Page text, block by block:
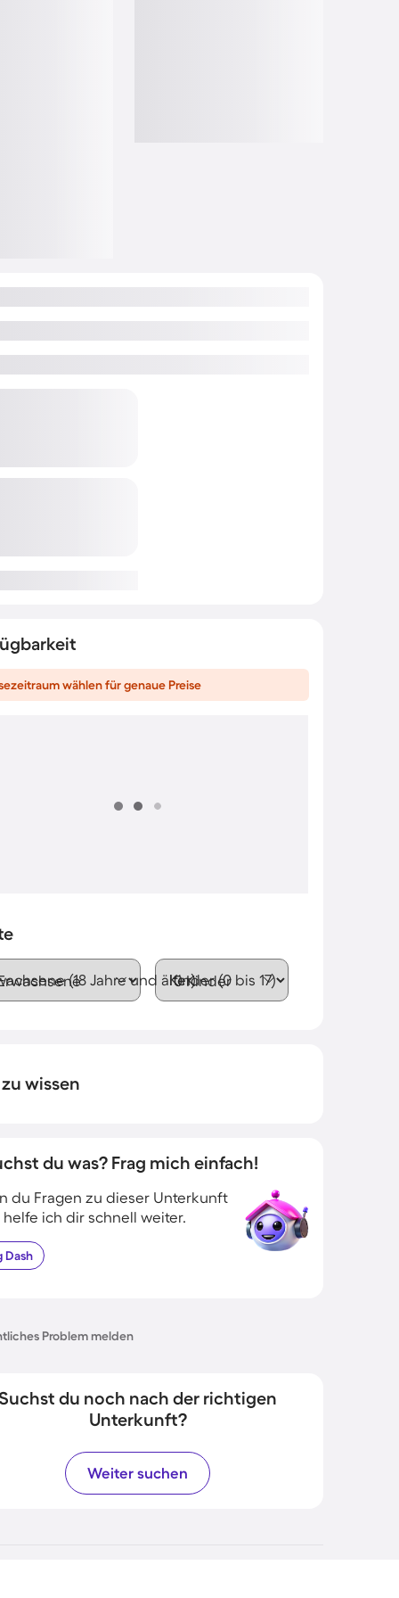
wählen für genaue Preise
(18 Jahre und älter)Kinder (0 bis 17)
wissen
du was? Frag mich einfach!
du Fragen zu dieser Unterkunft
helfe ich dir schnell weiter.
Dash
Problem melden
du noch nach der richtigen
Unterkunft?
Weiter suchen